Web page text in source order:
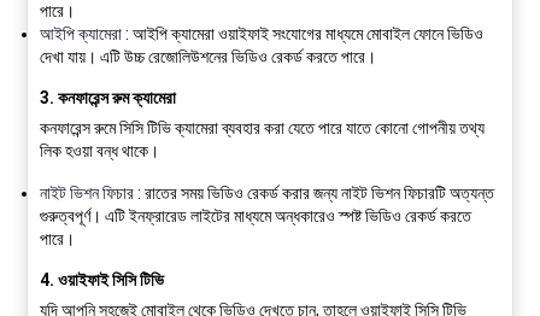
পারে।
আইপি ক্যামেরা: আইপি ক্যামেরা ওয়াইফাই সংযোগের মাধ্যমে মোবাইল ফোনে ভিডিও
দেখা যায়। এটি উচ্চ রেজোলিউশনের ভিডিও রেকর্ড করতে পারে।
3.কনফারেন্স রুম ক্যামেরা
কনফারেন্স রুমে সিসি টিভি ক্যামেরা ব্যবহার করা যেতে পারে যাতে কোনো গোপনীয় তথ্য
লিক হওয়া বন্ধ থাকে।
নাইট ভিশন ফিচার: রাতের সময় ভিডিও রেকর্ড করার জন্য নাইট ভিশন ফিচারটি অত্যন্ত
গুরুত্বপূর্ণ। এটি ইনফ্রারেড লাইটের মাধ্যমে অন্ধকারেও স্পষ্ট ভিডিও রেকর্ড করতে
পারে।
4.ওয়াইফাই সিসি টিভি
যদি আপনি সহজেই মোবাইল থেকে ভিডিও দেখতে চান, তাহলে ওয়াইফাই সিসি টিভি